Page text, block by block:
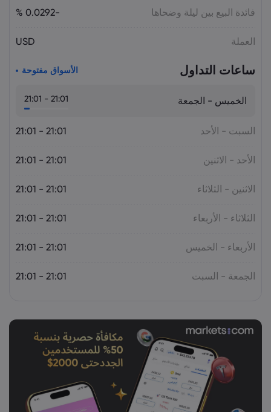
آمال توسيع المرور عبر مضيق هرمز تضغطفائدة البيع بين ليلة وضحاها -0.0292 %
العملة USD
ساعات التداول الأسواق مفتوحة
الخميس - الجمعة 21:01 - 21:01
السبت - الأحد 21:01 - 21:01
الأحد - الاثنين 21:01 - 21:01
الاثنين - الثلاثاء 21:01 - 21:01
الثلاثاء - الأربعاء 21:01 - 21:01
الأربعاء - الخميس 21:01 - 21:01
الجمعة - السبت 21:01 - 21:01